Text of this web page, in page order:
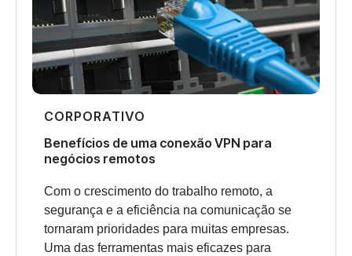
CORPORATIVO
Benefícios de uma conexão VPN para
negócios remotos
Com o crescimento do trabalho remoto, a
segurança e a eficiência na comunicação se
tornaram prioridades para muitas empresas.
Uma das ferramentas mais eficazes para